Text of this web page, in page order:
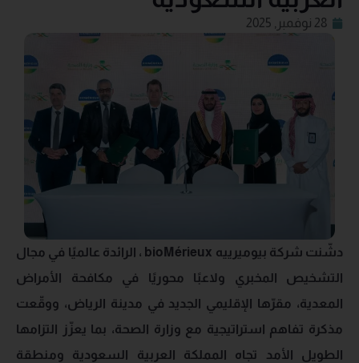
28 نوفمبر, 2025
دشّنت شركة بيوميرييه bioMérieux ، الرائدة عالميًا في مجال
التشخيص المخبري ولاعبًا محوريًا في مكافحة الأمراض
المعدية، مقرّها الإقليمي الجديد في مدينة الرياض، ووقّعت
مذكرة تفاهم استراتيجية مع وزارة الصحة، بما يعزّز التزامها
الطويل الأمد تجاه المملكة العربية السعودية ومنطقة